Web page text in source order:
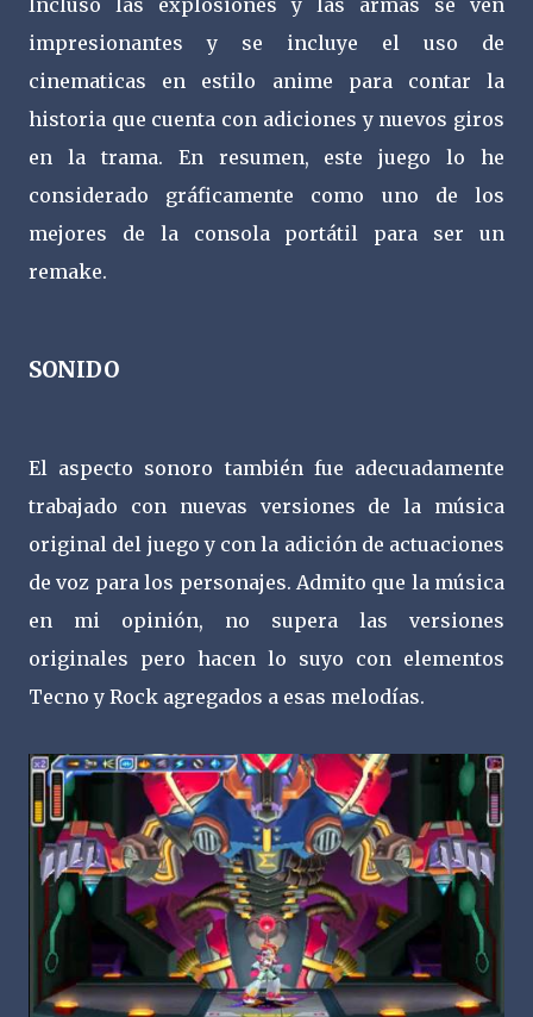
Incluso las explosiones y las armas se ven
impresionantes y se incluye el uso de
cinematicas en estilo anime para contar la
historia que cuenta con adiciones y nuevos giros
en la trama. En resumen, este juego lo he
considerado gráficamente como uno de los
mejores de la consola portátil para ser un
remake.
SONIDO
El aspecto sonoro también fue adecuadamente
trabajado con nuevas versiones de la música
original del juego y con la adición de actuaciones
de voz para los personajes. Admito que la música
en mi opinión, no supera las versiones
originales pero hacen lo suyo con elementos
Tecno y Rock agregados a esas melodías.